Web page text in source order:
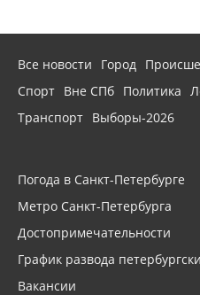
Все новости Город
Спорт Вне СПб Политика
Транспорт Выборы-2026
Погода в Санкт-Петербурге
Метро Санкт-Петербурга
Достопримечательности
График развода
Вакансии